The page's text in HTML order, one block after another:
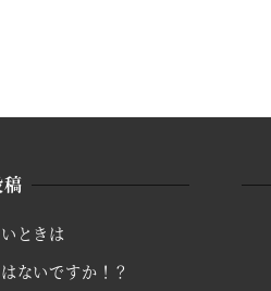
ときは
ないですか！？